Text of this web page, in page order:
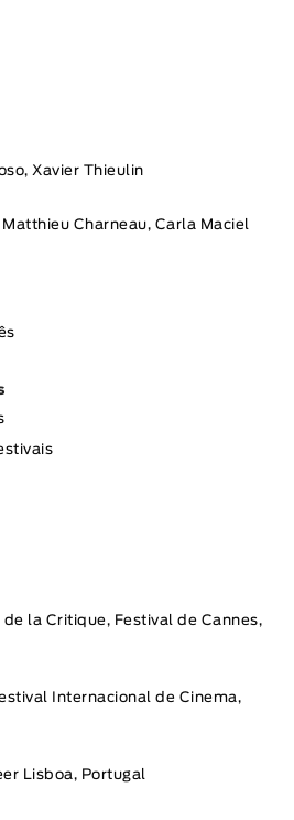
Xavier Thieulin
Charneau, Carla Maciel
la Critique, Festival de Cannes,
Internacional de Cinema,
Lisboa, Portugal